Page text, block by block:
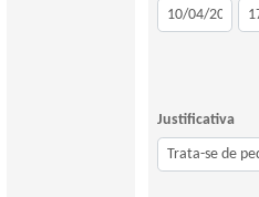
Justificativa